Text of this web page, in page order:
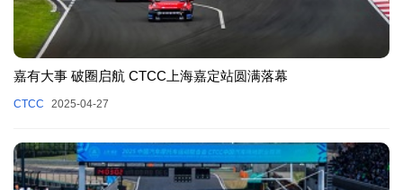
嘉有大事 破圈启航 CTCC上海嘉定站圆满落幕
CTCC 2025-04-27